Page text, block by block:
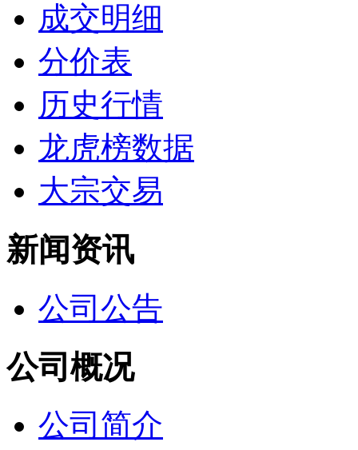
成交明细
分价表
历史行情
龙虎榜数据
大宗交易
新闻资讯
公司公告
公司概况
公司简介